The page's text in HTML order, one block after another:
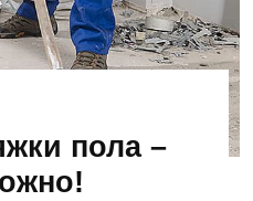
пола –